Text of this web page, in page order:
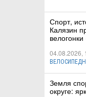
Спорт,
Калязин
04.08.2026,
Земля
округе: